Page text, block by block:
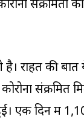
संक्रमितों
राहत की
संक्रमित
एक दिन में